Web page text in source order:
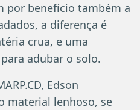
por benefício também a
a diferença é
crua, e uma
adubar o solo.
Edson
material lenhoso, se